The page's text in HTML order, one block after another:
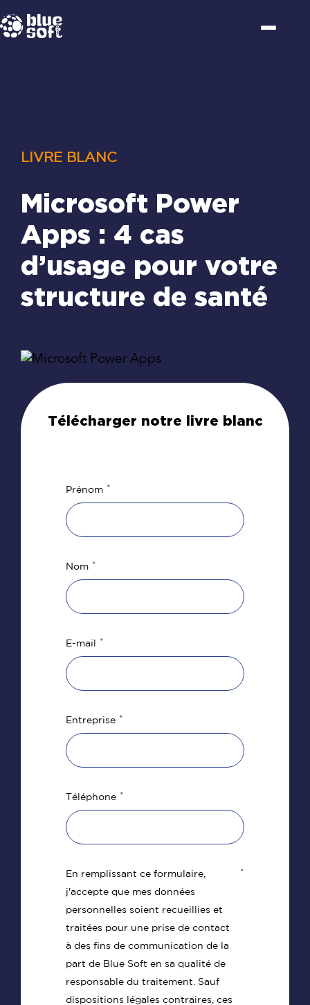
Passer
au
LIVRE BLANC
Microsoft Power
Apps : 4 cas
d’usage pour votre
structure de santé
Télécharger notre livre blanc
Prénom *
Nom *
E-mail *
Entreprise *
Téléphone *
En remplissant ce formulaire,
j'accepte que mes données
personnelles soient recueillies et
traitées pour une prise de contact
à des fins de communication de la
part de Blue Soft en sa qualité de
responsable du traitement. Sauf
dispositions légales contraires, ces
*